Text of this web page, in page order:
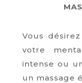
Vous désirez
votre
intense ou
un massage